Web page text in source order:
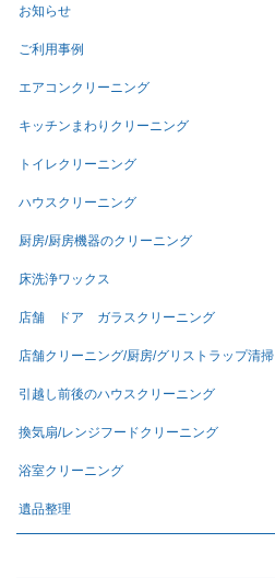
お知らせ
ご利用事例
エアコンクリーニング
キッチンまわりクリーニング
トイレクリーニング
ハウスクリーニング
厨房/厨房機器のクリーニング
床洗浄ワックス
店舗 ドア ガラスクリーニング
店舗クリーニング/厨房/グリストラップ清掃
引越し前後のハウスクリーニング
換気扇/レンジフードクリーニング
浴室クリーニング
遺品整理